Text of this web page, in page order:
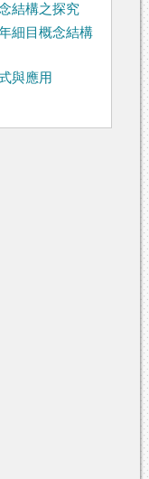
結構之探究
細目概念結構
與應用